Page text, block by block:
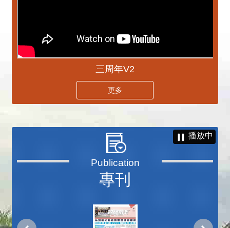
三周年V2
更多
專刊
播放中